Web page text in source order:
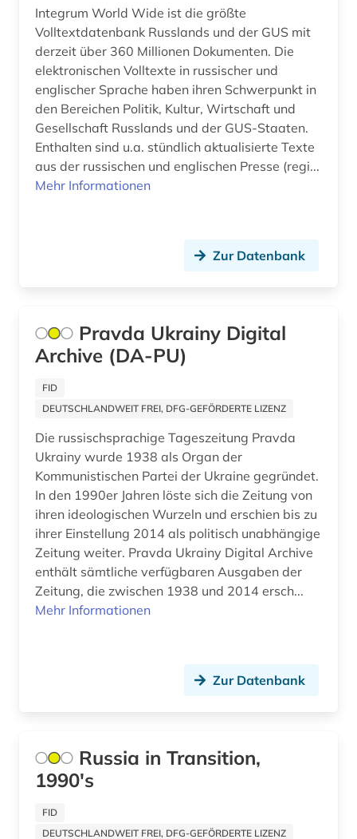
linguistik (1)
litauen (1)
literatur (10)
mediensysteme (1)
menschenrecht (1)
militär (2)
militärwissenschaft (1)
mittelasien (1)
mitteleuropa (2)
mord (2)
moskau (4)
museumswesen (1)
nachfolgestaaten (1)
Integrum World Wide ist die größte
Volltextdatenbank Russlands und der GUS mit
derzeit über 360 Millionen Dokumenten. Die
elektronischen Volltexte in russischer und
englischer Sprache haben ihren Schwerpunkt in
den Bereichen Politik, Kultur, Wirtschaft und
Gesellschaft Russlands und der GUS-Staaten.
Enthalten sind u.a. stündlich aktualisierte Texte
aus der russischen und englischen Presse (regi...
Mehr Informationen
Zur Datenbank
Pravda Ukrainy Digital
Archive (DA-PU)
FID
DEUTSCHLANDWEIT FREI, DFG-GEFÖRDERTE LIZENZ
Die russischsprachige Tageszeitung Pravda
Ukrainy wurde 1938 als Organ der
Kommunistischen Partei der Ukraine gegründet.
In den 1990er Jahren löste sich die Zeitung von
ihren ideologischen Wurzeln und erschien bis zu
ihrer Einstellung 2014 als politisch unabhängige
Zeitung weiter. Pravda Ukrainy Digital Archive
enthält sämtliche verfügbaren Ausgaben der
Zeitung, die zwischen 1938 und 2014 ersch...
Mehr Informationen
Zur Datenbank
Russia in Transition,
1990's
FID
DEUTSCHLANDWEIT FREI, DFG-GEFÖRDERTE LIZENZ